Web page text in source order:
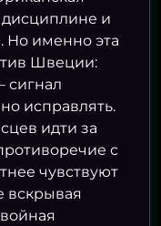
дисциплине и
Но именно эта
Швеции:
сигнал
исправлять.
идти за
с
чувствуют
вскрывая